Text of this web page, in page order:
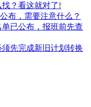
？看这就对了!
布，需要注意什么？
已公布，报班前先查
先完成新旧计划转换